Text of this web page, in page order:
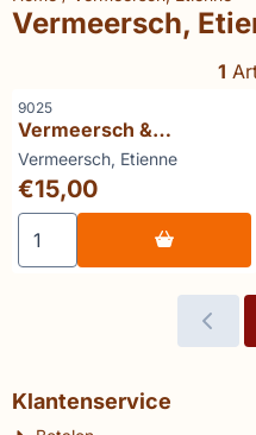
Vermeersch,
1
Artikelnummer
9025
Vermeersch &
Braeckman De rivier van
Herakleitos
Merk:
Vermeersch, Etienne
Prijs: 15,00
€15,00
Aantal kiezen voor
Klantenservice